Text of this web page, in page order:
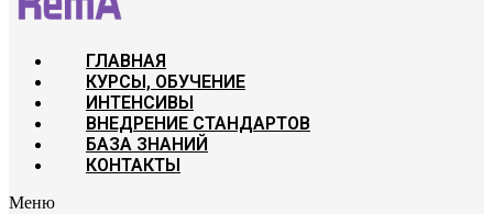
ГЛАВНАЯ
КУРСЫ, ОБУЧЕНИЕ
ИНТЕНСИВЫ
ВНЕДРЕНИЕ СТАНДАРТОВ
БАЗА ЗНАНИЙ
КОНТАКТЫ
Меню